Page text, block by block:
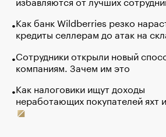
Как банк Wildberries резко
кредиты селлерам до атак на
Сотрудники открыли новый
компаниям. Зачем им это
Как налоговики ищут доходы
неработающих покупателей яхт